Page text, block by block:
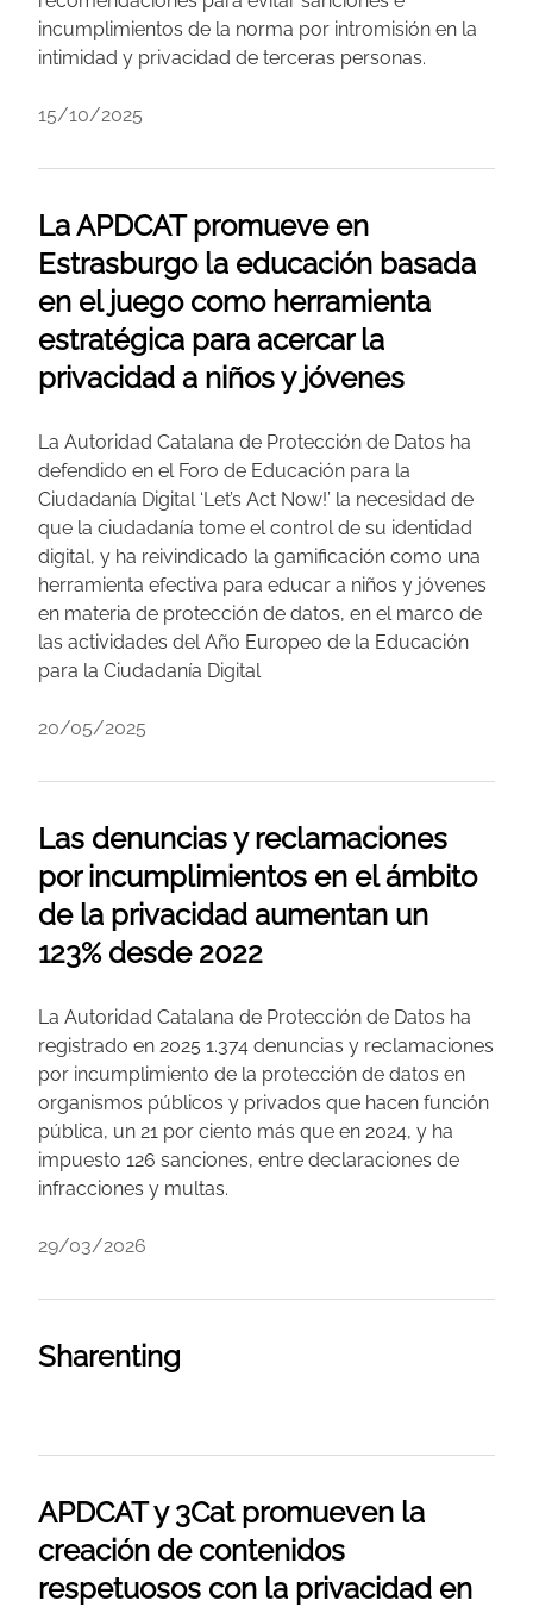
incumplimientos de la norma por intromisión en la
intimidad y privacidad de terceras personas.
15/10/2025
La APDCAT promueve en
Estrasburgo la educación basada
en el juego como herramienta
estratégica para acercar la
privacidad a niños y jóvenes
La Autoridad Catalana de Protección de Datos ha
defendido en el Foro de Educación para la
Ciudadanía Digital ‘Let’s Act Now!’ la necesidad de
que la ciudadanía tome el control de su identidad
digital, y ha reivindicado la gamificación como una
herramienta efectiva para educar a niños y jóvenes
en materia de protección de datos, en el marco de
las actividades del Año Europeo de la Educación
para la Ciudadanía Digital
20/05/2025
Las denuncias y reclamaciones
por incumplimientos en el ámbito
de la privacidad aumentan un
123% desde 2022
La Autoridad Catalana de Protección de Datos ha
registrado en 2025 1.374 denuncias y reclamaciones
por incumplimiento de la protección de datos en
organismos públicos y privados que hacen función
pública, un 21 por ciento más que en 2024, y ha
impuesto 126 sanciones, entre declaraciones de
infracciones y multas.
29/03/2026
Sharenting
APDCAT y 3Cat promueven la
creación de contenidos
respetuosos con la privacidad en